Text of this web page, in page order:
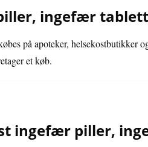
ingefær
på apoteker, helsekostbutikker
et køb.
ingefær piller,